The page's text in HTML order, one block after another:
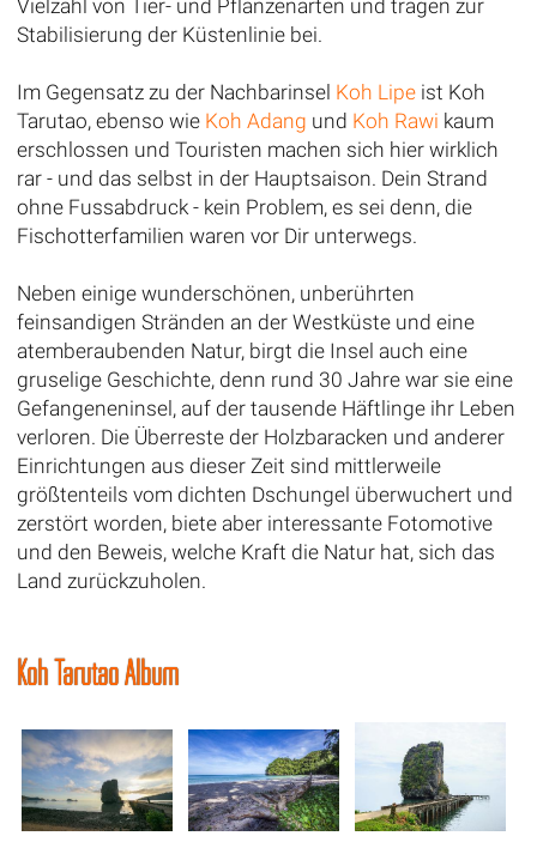
Vielzahl von Tier- und Pflanzenarten und tragen zur
Stabilisierung der Küstenlinie bei.
Im Gegensatz zu der Nachbarinsel Koh Lipeist Koh
Tarutao, ebenso wie Koh Adang und Koh Rawi kaum
erschlossen und Touristen machen sich hier wirklich
rar - und das selbst in der Hauptsaison. Dein Strand
ohne Fussabdruck - kein Problem, es sei denn, die
Fischotterfamilien waren vor Dir unterwegs.
Neben einige wunderschönen, unberührten
feinsandigen Stränden an der Westküste und eine
atemberaubenden Natur, birgt die Insel auch eine
gruselige Geschichte, denn rund 30 Jahre war sie eine
Gefangeneninsel, auf der tausende Häftlinge ihr Leben
verloren. Die Überreste der Holzbaracken und anderer
Einrichtungen aus dieser Zeit sind mittlerweile
größtenteils vom dichten Dschungel überwuchert und
zerstört worden, biete aber interessante Fotomotive
und den Beweis, welche Kraft die Natur hat, sich das
Land zurückzuholen.
Koh Tarutao Album